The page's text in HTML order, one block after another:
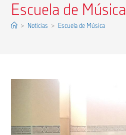
Escuela de Música
> Noticias > Escuela de Música